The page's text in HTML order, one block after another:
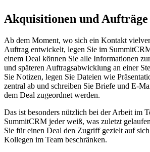
Akquisitionen und
Ab dem Moment, wo sich ein Kontakt
Auftrag entwickelt, legen Sie im
einem Deal können Sie alle Informationen
und späteren Auftragsabwicklung an einer
Sie Notizen, legen Sie Dateien wie
zentral ab und schreiben Sie Briefe und E-
dem Deal zugeordnet werden.
Das ist besonders nützlich bei der Arbeit im
SummitCRM jeder weiß, was zuletzt
Sie für einen Deal den Zugriff gezielt auf
Kollegen im Team beschränken.